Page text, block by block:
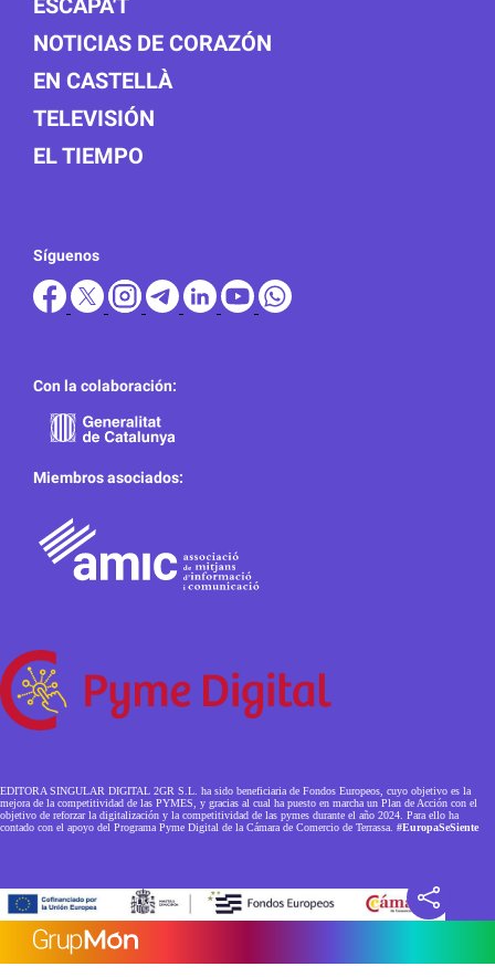
ESCAPA'T
NOTICIAS DE CORAZÓN
EN CASTELLÀ
TELEVISIÓN
EL TIEMPO
Síguenos
Con la colaboración:
Miembros asociados:
EDITORA SINGULAR DIGITAL 2GR S.L. ha sido beneficiaria de Fondos Europeos, cuyo objetivo es la
mejora de la competitividad de las PYMES, y gracias al cual ha puesto en marcha un Plan de Acción con el
objetivo de reforzar la digitalización y la competitividad de las pymes durante el año 2024. Para ello ha
contado con el apoyo del Programa Pyme Digital de la Cámara de Comercio de Terrassa. #EuropaSeSiente